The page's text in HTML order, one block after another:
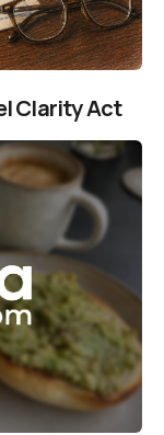
Clarity Act